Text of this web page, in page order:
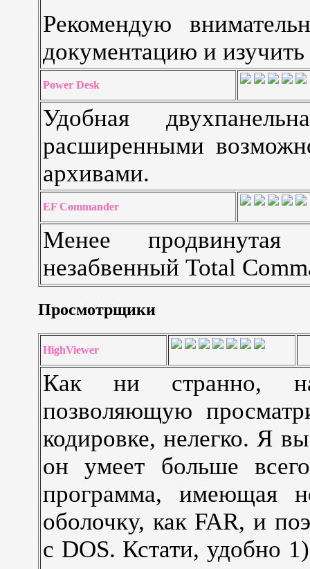
Рекомендую
документацию и
Power Desk
Удобная
расширенными
архивами.
EF Commander
Менее продвинутая
незабвенный Total
Просмотрщики
HighViewer
Как ни странно,
позволяющую
кодировке, нелегко. Я
он умеет больше
программа, имеющая
оболочку, как FAR, и
с DOS. Кстати, удобно